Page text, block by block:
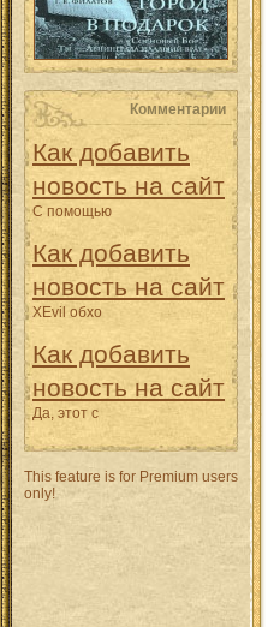
Комментарии
Как добавить
новость на сайт
С помощью
Как добавить
новость на сайт
XEvil обхо
Как добавить
новость на сайт
Да, этот с
This feature is for Premium users
only!